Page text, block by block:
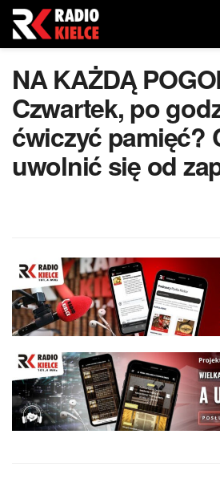
NA KAŻDĄ
Czwartek, po
ćwiczyć pamięć?
uwolnić się od